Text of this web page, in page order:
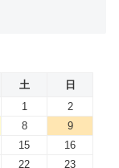
土
日
1
2
8
9
15
16
22
23